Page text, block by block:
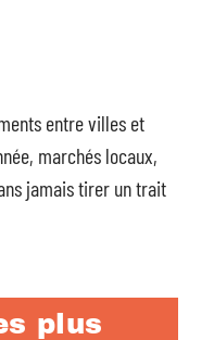
entre villes et
marchés locaux,
jamais tirer un trait
plus